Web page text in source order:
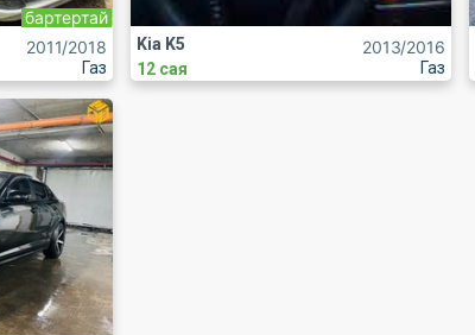
2011/2018
Газ
бартертай
2013/2016
Газ
Kia K5
12 сая